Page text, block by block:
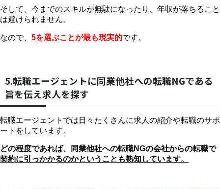
そして、今までのスキルが無駄になったり、年収が落ちること
は避けられません。
なので、 5を選ぶことが最も現実的です。
5.転職エージェントに同業他社への転職NGである
旨を伝え求人を探す
転職エージェントでは日々たくさんに求人の紹介や転職のサポ
ートをしています。
どの程度であれば、同業他社への転職NGの会社からの転職で
契約に引っかかるのかということも熟知しています。